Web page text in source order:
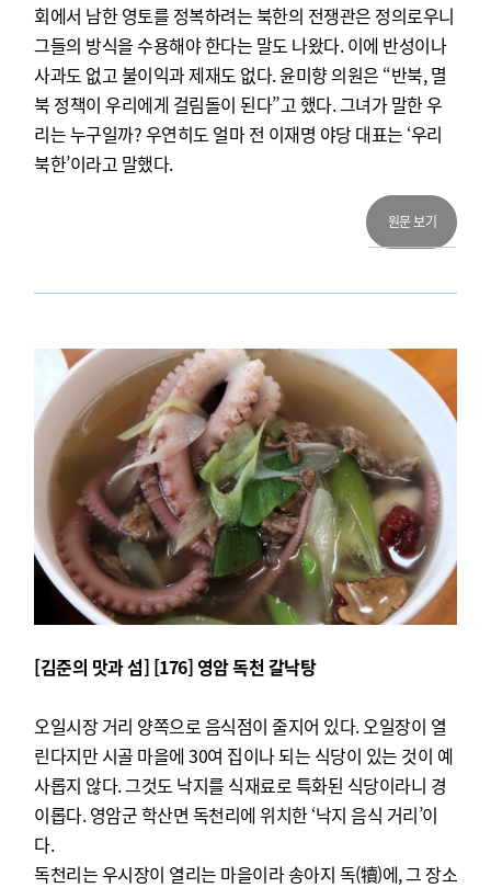
회에서 남한 영토를 정복하려는 북한의 전쟁관은 정의로우니
그들의 방식을 수용해야 한다는 말도 나왔다. 이에 반성이나
사과도 없고 불이익과 제재도 없다. 윤미향 의원은 “반북, 멸
북 정책이 우리에게 걸림돌이 된다”고 했다. 그녀가 말한 우
리는 누구일까? 우연히도 얼마 전 이재명 야당 대표는 ‘우리
북한’이라고 말했다.
원문 보기
[김준의 맛과 섬] [176] 영암 독천 갈낙탕
오일시장 거리 양쪽으로 음식점이 줄지어 있다. 오일장이 열
린다지만 시골 마을에 30여 집이나 되는 식당이 있는 것이 예
사롭지 않다. 그것도 낙지를 식재료로 특화된 식당이라니 경
이롭다. 영암군 학산면 독천리에 위치한 ‘낙지 음식 거리’이
다.
독천리는 우시장이 열리는 마을이라 송아지 독(犢)에, 그 장소